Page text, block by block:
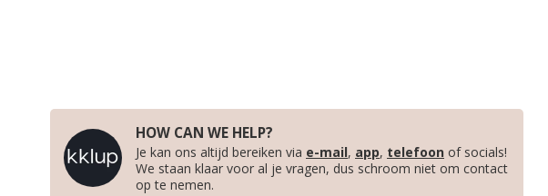
HOW CAN WE HELP?
Je kan ons altijd bereiken via e-mail, app, telefoon of socials!
We staan klaar voor al je vragen, dus schroom niet om contact
op te nemen.